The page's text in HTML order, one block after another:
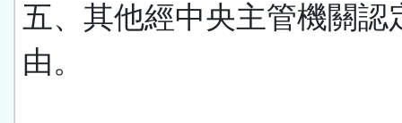
五、其他經中央主管機關認
由。